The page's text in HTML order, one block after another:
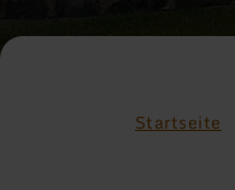
Startseite